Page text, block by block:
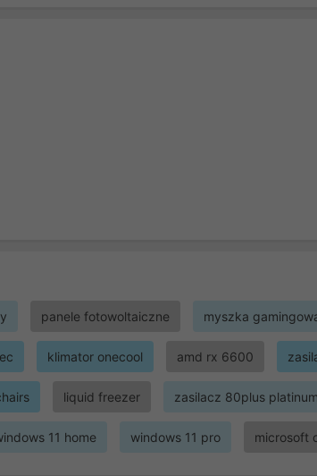
panele fotowoltaiczne myszka
klimator onecool amd rx 6600
liquid freezer zasilacz 80plus platinum
11 home windows 11 pro microsoft